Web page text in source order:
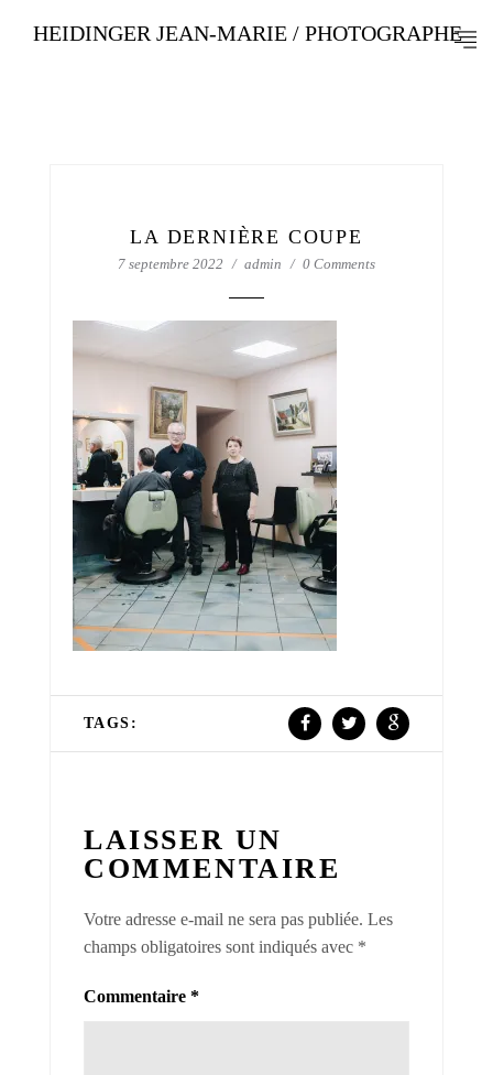
HEIDINGER JEAN-MARIE / PHOTOGRAPHE
LA DERNIÈRE COUPE
7 septembre 2022 admin 0 Comments
TAGS:
LAISSER UN
COMMENTAIRE
Votre adresse e-mail ne sera pas publiée. Les
champs obligatoires sont indiqués avec *
Commentaire *